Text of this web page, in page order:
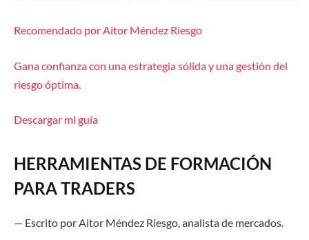
Recomendado por Aitor Méndez Riesgo
Gana confianza con una estrategia sólida y una gestión del
riesgo óptima.
Descargar mi guía
HERRAMIENTAS DE FORMACIÓN
PARA TRADERS
— Escrito por Aitor Méndez Riesgo analista de mercados.